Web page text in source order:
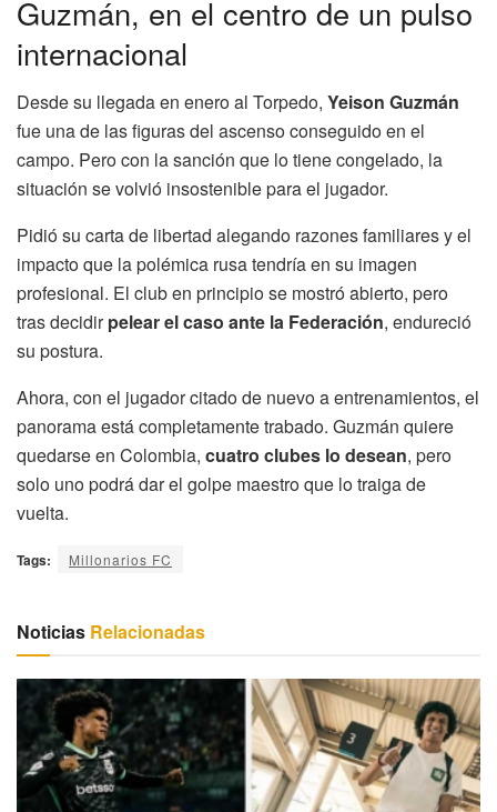
Guzmán, en el centro de un pulso
internacional
Desde su llegada en enero al Torpedo, Yeison Guzmán
fue una de las figuras del ascenso conseguido en el
campo. Pero con la sanción que lo tiene congelado, la
situación se volvió insostenible para el jugador.
Pidió su carta de libertad alegando razones familiares y el
impacto que la polémica rusa tendría en su imagen
profesional. El club en principio se mostró abierto, pero
tras decidirpelear el caso ante la Federación, endureció
su postura.
Ahora, con el jugador citado de nuevo a entrenamientos, el
panorama está completamente trabado. Guzmán quiere
quedarse en Colombia, cuatro clubes lo desean, pero
solo uno podrá dar el golpe maestro que lo traiga de
vuelta.
Tags: Millonarios FC
Noticias Relacionadas